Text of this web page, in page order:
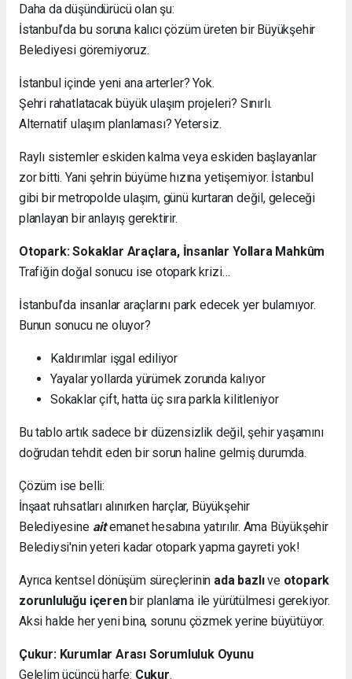
Daha da düşündürücü olan şu:
İstanbul’da bu soruna kalıcı çözüm üreten bir Büyükşehir
Belediyesi göremiyoruz.
İstanbul içinde yeni ana arterler? Yok.
Şehri rahatlatacak büyük ulaşım projeleri? Sınırlı.
Alternatif ulaşım planlaması? Yetersiz.
Raylı sistemler eskiden kalma veya eskiden başlayanlar
zor bitti. Yani şehrin büyüme hızına yetişemiyor. İstanbul
gibi bir metropolde ulaşım, günü kurtaran değil, geleceği
planlayan bir anlayış gerektirir.
Otopark: Sokaklar Araçlara, İnsanlar Yollara Mahkûm
Trafiğin doğal sonucu ise otopark krizi…
İstanbul’da insanlar araçlarını park edecek yer bulamıyor.
Bunun sonucu ne oluyor?
Kaldırımlar işgal ediliyor
Yayalar yollarda yürümek zorunda kalıyor
Sokaklar çift, hatta üç sıra parkla kilitleniyor
Bu tablo artık sadece bir düzensizlik değil, şehir yaşamını
doğrudan tehdit eden bir sorun haline gelmiş durumda.
Çözüm ise belli:
İnşaat ruhsatları alınırken harçlar, Büyükşehir
Belediyesine aitemanet hesabına yatırılır. Ama Büyükşehir
Belediysi'nin yeteri kadar otopark yapma gayreti yok!
Ayrıca kentsel dönüşüm süreçlerinin ada bazlıve otopark
zorunluluğu içerenbir planlama ile yürütülmesi gerekiyor.
Aksi halde her yeni bina, sorunu çözmek yerine büyütüyor.
Çukur: Kurumlar Arası Sorumluluk Oyunu
Gelelim üçüncü harfe: Çukur.